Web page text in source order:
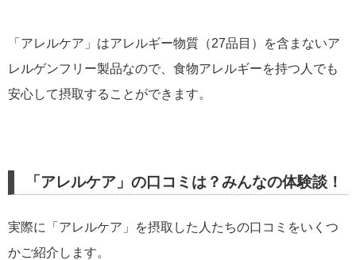
「アレルケア」はアレルギー物質（27品目）を含まないア
レルゲンフリー製品なので、食物アレルギーを持つ人でも
安心して摂取することができます。
「アレルケア」の口コミは？みんなの体験談！
実際に「アレルケア」を摂取した人たちの口コミをいくつ
かご紹介します。